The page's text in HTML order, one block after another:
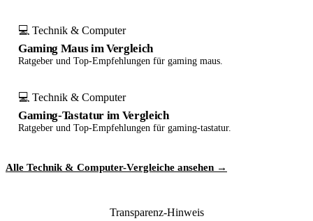
💻 Technik & Computer
Gaming Maus im Vergleich
Ratgeber und Top-Empfehlungen für gaming maus.
💻 Technik & Computer
Gaming-Tastatur im Vergleich
Ratgeber und Top-Empfehlungen für gaming-tastatur.
Alle Technik & Computer-Vergleiche ansehen →
Transparenz-Hinweis